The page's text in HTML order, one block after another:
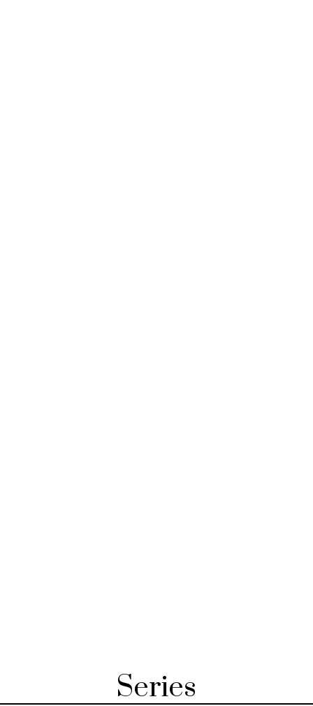
Series